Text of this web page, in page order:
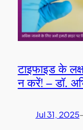
टाइफाइड के
न करें! – डॉ.
Jul 31, 2025